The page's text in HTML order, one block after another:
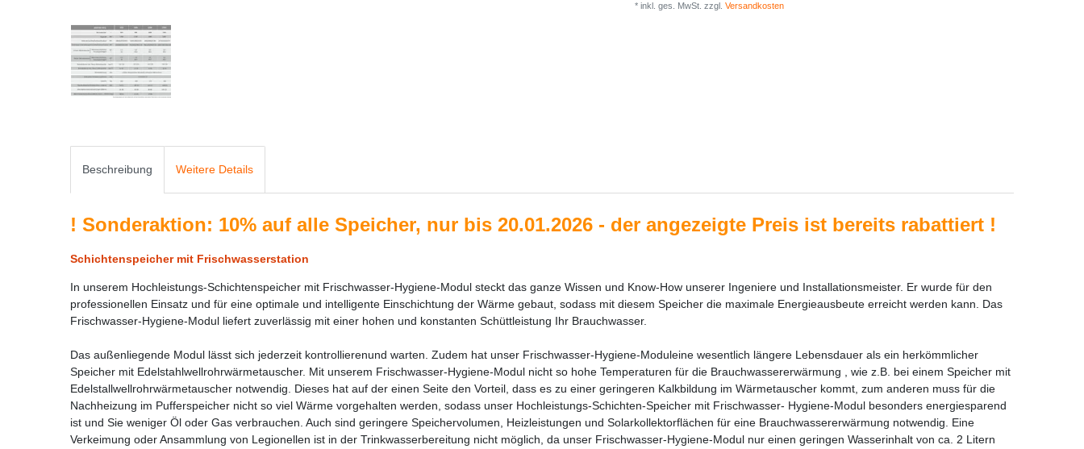
* inkl. ges. MwSt. zzgl. Versandkosten
Beschreibung Weitere Details
! Sonderaktion: 10% auf alle Speicher, nur bis 20.01.2026 - der angezeigte Preis ist bereits rabattiert !
Schichtenspeicher mit Frischwasserstation
In unserem Hochleistungs-Schichtenspeicher mit Frischwasser-Hygiene-Modul steckt das ganze Wissen und Know-How unserer Ingeniere und Installationsmeister. Er wurde für den
professionellen Einsatz und für eine optimale und intelligente Einschichtung der Wärme gebaut, sodass mit diesem Speicher die maximale Energieausbeute erreicht werden kann. Das
Frischwasser-Hygiene-Modul liefert zuverlässig mit einer hohen und konstanten Schüttleistung Ihr Brauchwasser.
Das außenliegende Modul lässt sich jederzeit kontrollierenund warten. Zudem hat unser Frischwasser-Hygiene-Moduleine wesentlich längere Lebensdauer als ein herkömmlicher
Speicher mit Edelstahlwellrohrwärmetauscher. Mit unserem Frischwasser-Hygiene-Modul nicht so hohe Temperaturen für die Brauchwassererwärmung , wie z.B. bei einem Speicher mit
Edelstallwellrohrwärmetauscher notwendig. Dieses hat auf der einen Seite den Vorteil, dass es zu einer geringeren Kalkbildung im Wärmetauscher kommt, zum anderen muss für die
Nachheizung im Pufferspeicher nicht so viel Wärme vorgehalten werden, sodass unser Hochleistungs-Schichten-Speicher mit Frischwasser- Hygiene-Modul besonders energiesparend
ist und Sie weniger Öl oder Gas verbrauchen. Auch sind geringere Speichervolumen, Heizleistungen und Solarkollektorflächen für eine Brauchwassererwärmung notwendig. Eine
Verkeimung oder Ansammlung von Legionellen ist in der Trinkwasserbereitung nicht möglich, da unser Frischwasser-Hygiene-Modul nur einen geringen Wasserinhalt von ca. 2 Litern